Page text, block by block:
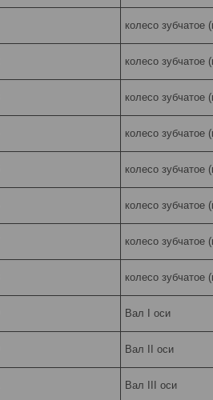
колесо зубчатое
колесо зубчатое
колесо зубчатое
колесо зубчатое
колесо зубчатое
колесо зубчатое
колесо зубчатое
колесо зубчатое
Вал I оси
Вал II оси
Вал III оси